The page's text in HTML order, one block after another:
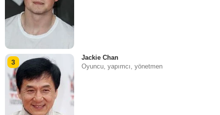
3
Jackie Chan
Oyuncu, yapımcı, yönetmen